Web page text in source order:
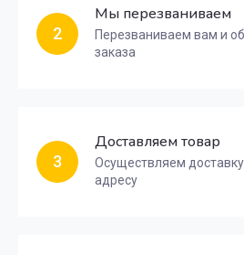
2
Мы перезваниваем
Перезваниваем вам и
заказа
3
Доставляем товар
Осуществляем
адресу